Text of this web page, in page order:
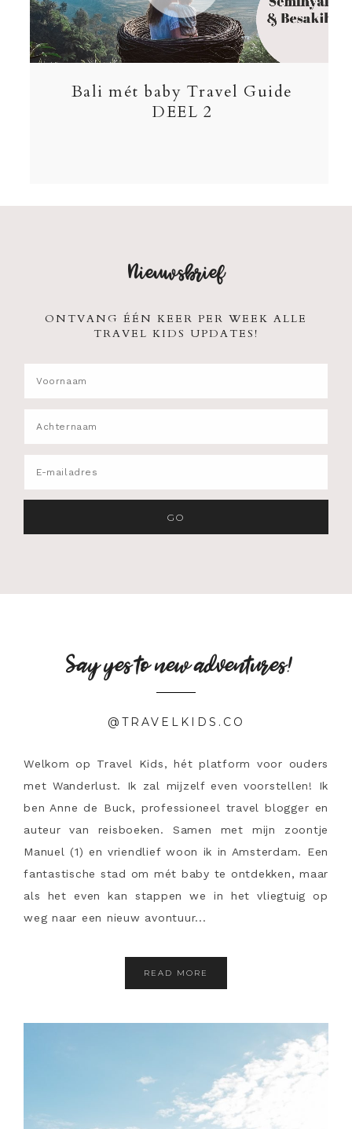
Bali mét baby Travel Guide
DEEL 2
Nieuwsbrief
ONTVANG ÉÉN KEER PER WEEK ALLE
TRAVEL KIDS UPDATES!
Say yes to new adventures!
@TRAVELKIDS.CO
Welkom op Travel Kids, hét platform voor ouders
met Wanderlust. Ik zal mijzelf even voorstellen! Ik
ben Anne de Buck, professioneel travel blogger en
auteur van reisboeken. Samen met mijn zoontje
Manuel (1) en vriendlief woon ik in Amsterdam. Een
fantastische stad om mét baby te ontdekken, maar
als het even kan stappen we in het vliegtuig op
weg naar een nieuw avontuur...
READ MORE